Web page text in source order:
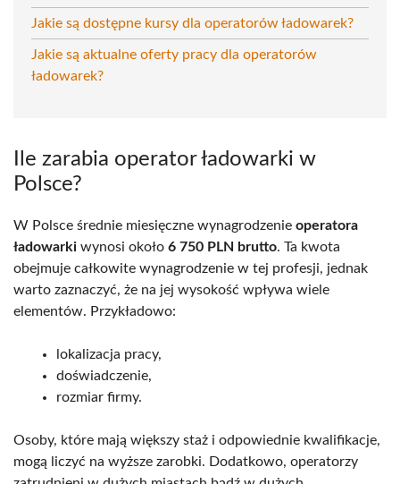
Jakie są dostępne kursy dla operatorów ładowarek?
Jakie są aktualne oferty pracy dla operatorów
ładowarek?
Ile zarabia operator ładowarki w
Polsce?
W Polsce średnie miesięczne wynagrodzenie operatora
ładowarki wynosi około 6 750 PLN brutto. Ta kwota
obejmuje całkowite wynagrodzenie w tej profesji, jednak
warto zaznaczyć, że na jej wysokość wpływa wiele
elementów. Przykładowo:
lokalizacja pracy,
doświadczenie,
rozmiar firmy.
Osoby, które mają większy staż i odpowiednie kwalifikacje,
mogą liczyć na wyższe zarobki. Dodatkowo, operatorzy